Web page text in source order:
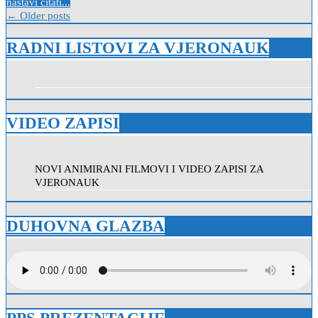
Navigacija
objava
← Older posts
RADNI LISTOVI ZA VJERONAUK
VIDEO ZAPISI
NOVI ANIMIRANI FILMOVI I VIDEO ZAPISI ZA
VJERONAUK
DUHOVNA GLAZBA